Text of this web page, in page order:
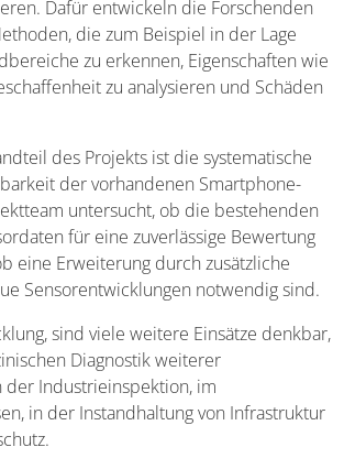
Dafür entwickeln die Forschenden
die zum Beispiel in der Lage
zu erkennen, Eigenschaften wie
zu analysieren und Schäden
des Projekts ist die systematische
der vorhandenen Smartphone-
untersucht, ob die bestehenden
für eine zuverlässige Bewertung
eine Erweiterung durch zusätzliche
Sensorentwicklungen notwendig sind.
sind viele weitere Einsätze denkbar,
Diagnostik weiterer
der Industrieinspektion, im
in der Instandhaltung von Infrastruktur